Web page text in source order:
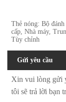
Thẻ nóng: Bộ
cấp, Nhà máy,
Tùy chỉnh
Gửi yêu cầu
Xin vui lòng gửi
tôi sẽ trả lời bạn